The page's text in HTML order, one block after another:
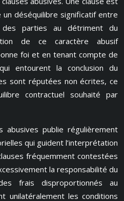
déséquilibre significatif entre
parties au détriment du
de ce caractère abusif
foi et en tenant compte de
entourent la conclusion du
sont réputées non écrites, ce
contractuel souhaité par
abusives publie régulièrement
qui guident l’interprétation
fréquemment contestées
la responsabilité du
frais disproportionnés au
unilatéralement les conditions